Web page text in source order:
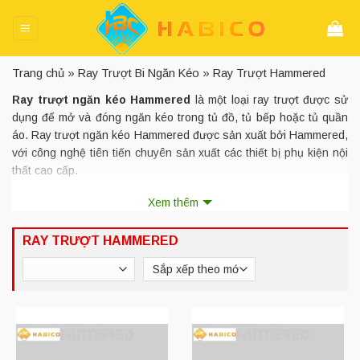
Trang chủ » Ray Trượt Bi Ngăn Kéo » Ray Trượt Hammered
Ray trượt ngăn kéo Hammered
là một loại ray trượt được sử
dụng để mở và đóng ngăn kéo trong tủ đồ, tủ bếp hoặc tủ quần
áo. Ray trượt ngăn kéo Hammered được sản xuất bởi Hammered,
với công nghệ tiên tiến chuyên sản xuất các thiết bị phụ kiện nội
thất cao cấp.
Ray trượt ngăn kéo Hammeredcó nhiều kích thước và công
Chúng còn có nhiều tính năng khác như chống trượt, khóa an
toàn và khả năng tháo lắp dễ dàng để tiện lợi cho việc lắp đặt và
mượt mà và êm ái khi mở và đóng. Ngoài ra, chúng còn có tính
năng tự đóng và chịu tải trọng cao, giúp bảo vệ ngăn kéo và đồ
Xem thêm
RAY TRƯỢT HAMMERED